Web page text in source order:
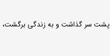
را پشت سر گذاشت و به زندگی برگشت،